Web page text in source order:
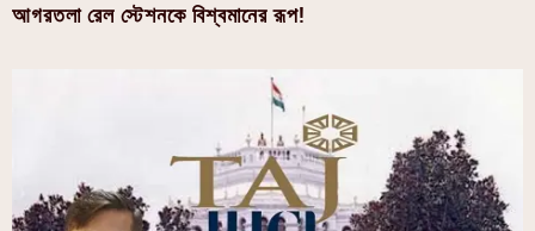
আগরতলা রেল স্টেশনকে বিশ্বমানের রূপ!